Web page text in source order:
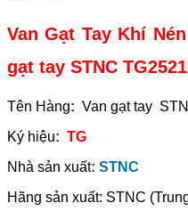
Van Gạt Tay Khí
gạt tay STNC
Tên Hàng: Van gạt tay
Ký hiệu: TG
Nhà sản xuất: STNC
Hãng sản xuất: STNC